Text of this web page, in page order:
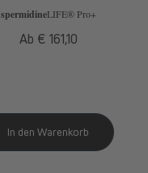
spermidineLIFE® Pro+
Normaler
Ab € 161,10